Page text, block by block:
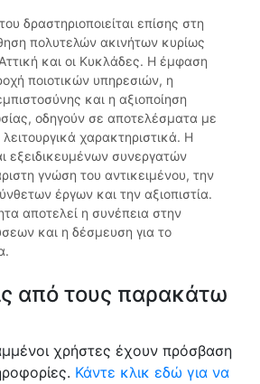
δραστηριοποιείται επίσης στη
πολυτελών ακινήτων κυρίως
και οι Κυκλάδες. Η έμφαση
ποιοτικών υπηρεσιών, η
και η αξιοποίηση
οδηγούν σε αποτελέσματα με
χαρακτηριστικά. Η
εξειδικευμένων συνεργατών
γνώση του αντικειμένου, την
έργων και την αξιοπιστία.
αποτελεί η συνέπεια στην
και η δέσμευση για το
από τους παρακάτω
χρήστες έχουν πρόσβαση
Κάντε κλικ εδώ για να